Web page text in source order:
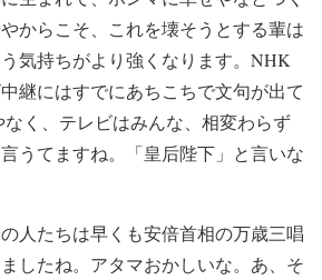
からこそ、これを壊そうとする輩は
気持ちがより強くなります。NHK
継にはすでにあちこちで文句が出て
く、テレビはみんな、相変わらず
うてますね。「皇后陛下」と言いな
人たちは早くも安倍首相の万歳三唱
したね。アタマおかしいな。あ、そ